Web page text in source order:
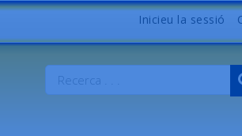
Inicieu la sessió